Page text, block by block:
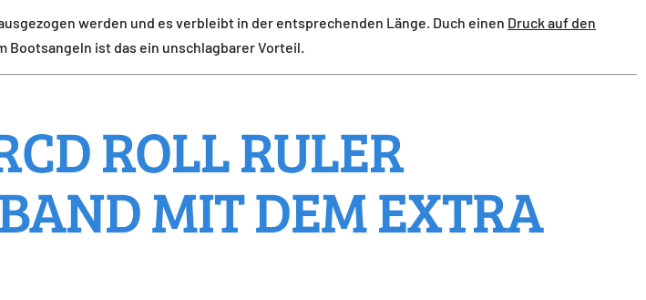
werden und es verbleibt in der entsprechenden Länge. Duch einen Druck auf den
Bootsangeln ist das ein unschlagbarer Vorteil.
ROLL RULER
MIT DEM EXTRA